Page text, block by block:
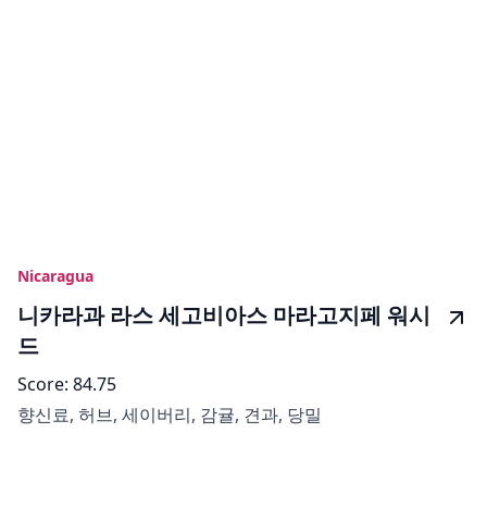
Nicaragua
니카라과 라스 세고비아스 마라고지페 워시
드
Score: 84.75
향신료, 허브, 세이버리, 감귤, 견과, 당밀